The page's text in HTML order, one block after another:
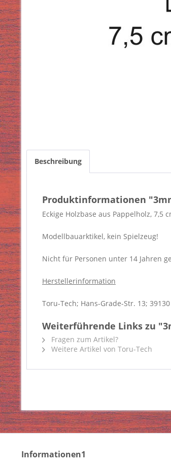
Beschreibung
Produktinformationen
Eckige Holzbase aus Pappelholz, 7,5
Modellbauarktikel, kein Spielzeug!
Nicht für Personen unter 14 Jahren
Herstellerinformation
Toru-Tech; Hans-Grade-Str. 13;
Weiterführende Links zu
Fragen zum Artikel?
Weitere Artikel von Toru-Tech
Informationen1